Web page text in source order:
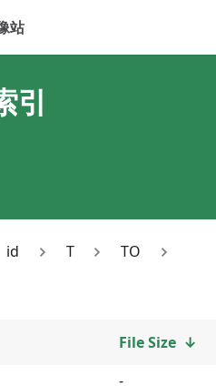
站
引
id T
TO
File Size ↓
-